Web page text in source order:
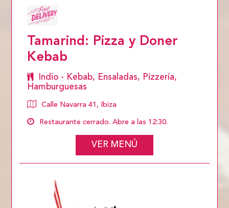
Tamarind: Pizza y Doner
Kebab
Indio - Kebab, Ensaladas, Pizzería,
Hamburguesas
Calle Navarra 41, Ibiza
Restaurante cerrado. Abre a las 12:30.
VER MENÚ